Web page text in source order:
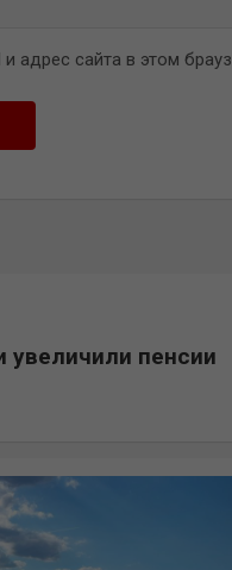
адрес сайта в этом
увеличили пенсии